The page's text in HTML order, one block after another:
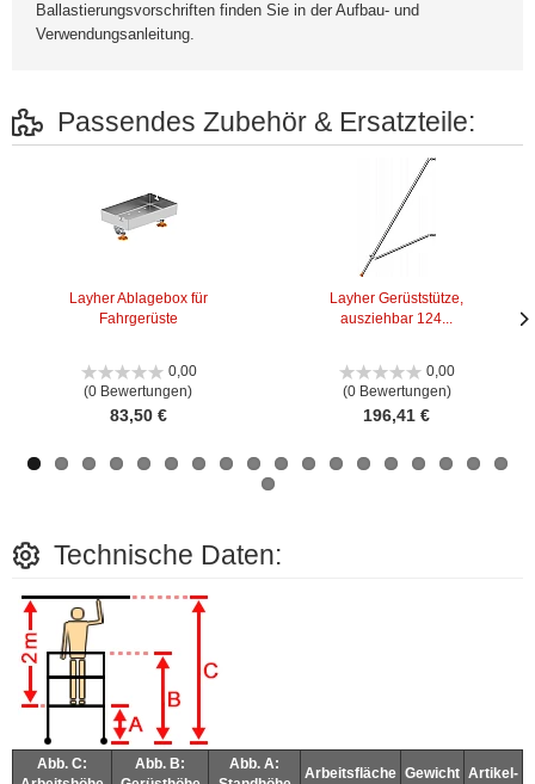
Ballastierungsvorschriften finden Sie in der Aufbau- und
Verwendungsanleitung.
Passendes Zubehör & Ersatzteile:
Layher Ablagebox für
Fahrgerüste
0,00
(0 Bewertungen)
83,50 €
Layher Gerüststütze,
ausziehbar 124...
0,00
(0 Bewertungen)
196,41 €
Technische Daten:
Abb. C:
Abb. B:
Abb. A:
Arbeitsfläche Gewicht Artikel-